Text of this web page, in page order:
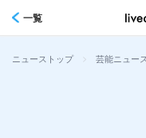
一覧
ニューストップ > 芸能ニュース